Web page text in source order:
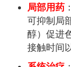
局部用药
可抑制局
醇）促进
接触时间